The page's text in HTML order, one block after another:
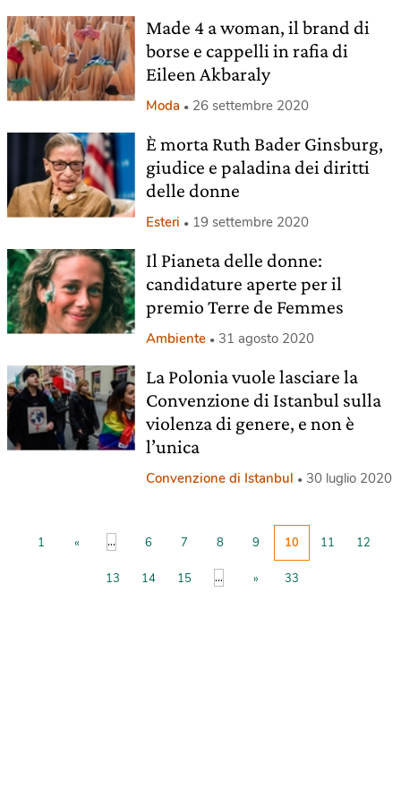
Made 4 a woman, il brand di
borse e cappelli in rafia di
Eileen Akbaraly
Moda 26 settembre 2020
È morta Ruth Bader Ginsburg,
giudice e paladina dei diritti
delle donne
Esteri 19 settembre 2020
Il Pianeta delle donne:
candidature aperte per il
premio Terre de Femmes
Ambiente 31 agosto 2020
La Polonia vuole lasciare la
Convenzione di Istanbul sulla
violenza di genere, e non è
l’unica
Convenzione di Istanbul 30 luglio 2020
1 « ... 6 7 8 9 10 11 12
13 14 15 ... » 33